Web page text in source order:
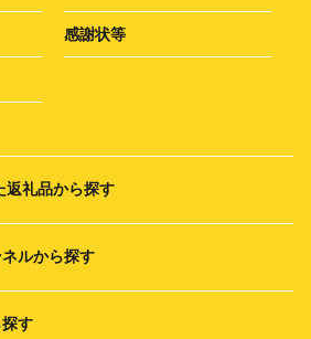
感謝状等
返礼品から探す
ルから探す
す